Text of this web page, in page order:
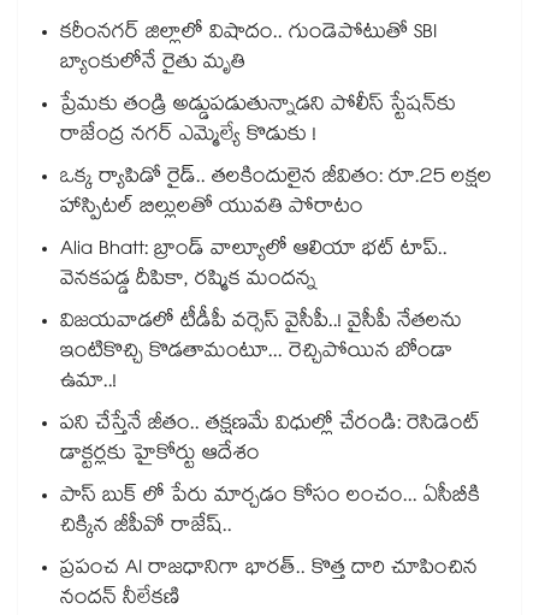
కరీంనగర్ జిల్లాలో విషాదం.. గుండెపోటుతో SBI
బ్యాంకులోనే రైతు మృతి
ప్రేమకు తండ్రి అడ్డుపడుతున్నాడని పోలీస్ స్టేషన్⁪కు
రాజేంద్ర నగర్ ఎమ్మెల్యే కొడుకు !
ఒక్క ర్యాపిడో రైడ్.. తలకిందులైన జీవితం: రూ.25 లక్షల
హాస్పిటల్ బిల్లులతో యువతి పోరాటం
Alia Bhatt: బ్రాండ్ వాల్యూలో ఆలియా భట్ టాప్..
వెనకపడ్డ దీపికా, రష్మిక మందన్న
విజయవాడలో టీడీపీ వర్సెస్ వైసీపీ..! వైసీపీ నేతలను
ఇంటికొచ్చి కొడతామంటూ... రెచ్చిపోయిన బోండా
ఉమా..!
పని చేస్తేనే జీతం.. తక్షణమే విధుల్లో చేరండి: రెసిడెంట్
డాక్టర్లకు హైకోర్టు ఆదేశం
పాస్ బుక్ లో పేరు మార్చడం కోసం లంచం... ఏసీబీకి
చిక్కిన జీపీవో రాజేష్..
ప్రపంచ AI రాజధానిగా భారత్.. కొత్త దారి చూపించిన
నందన్ నీలేకణి